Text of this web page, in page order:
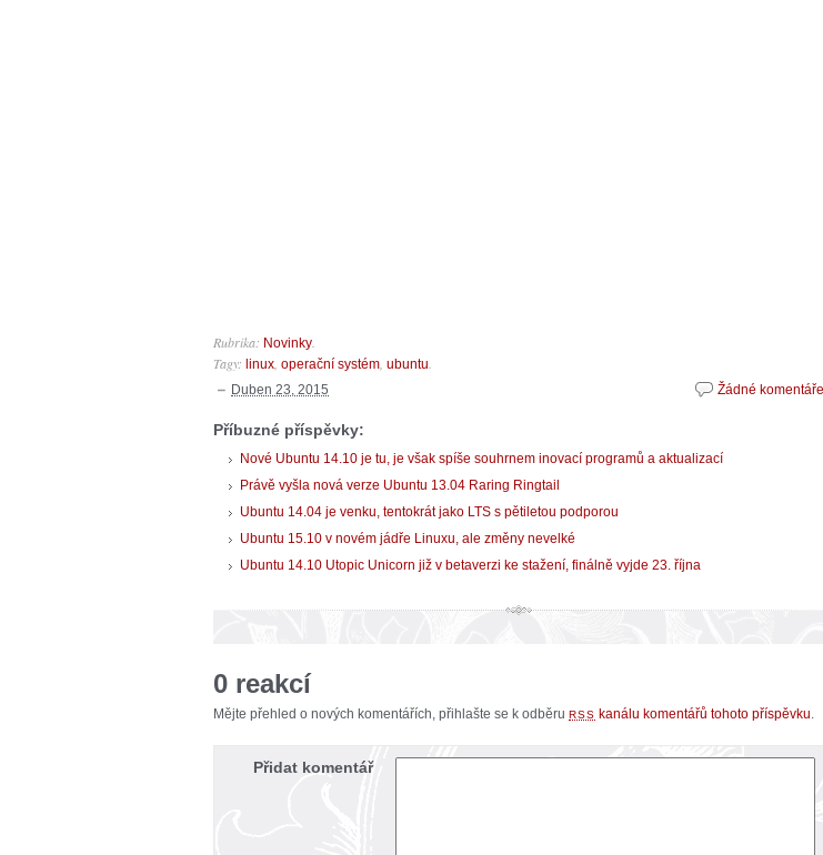
Rubrika: Novinky
Tagy: linux operační systém ubuntu
Duben 23, 2015 Žádné komentáře
Příbuzné příspěvky:
Nové Ubuntu 14.10 je tu, je však spíše souhrnem inovací programů a aktualizací
Právě vyšla nová verze Ubuntu 13.04 Raring Ringtail
Ubuntu 14.04 je venku, tentokrát jako LTS s pětiletou podporou
Ubuntu 15.10 v novém jádře Linuxu, ale změny nevelké
Ubuntu 14.10 Utopic Unicorn již v betaverzi ke stažení, finálně vyjde 23. října
0 reakcí
Mějte přehled o nových komentářích, přihlašte se k odběru RSS kanálu komentářů tohoto příspěvku
Přidat komentář